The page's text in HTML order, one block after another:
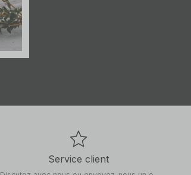
Service client